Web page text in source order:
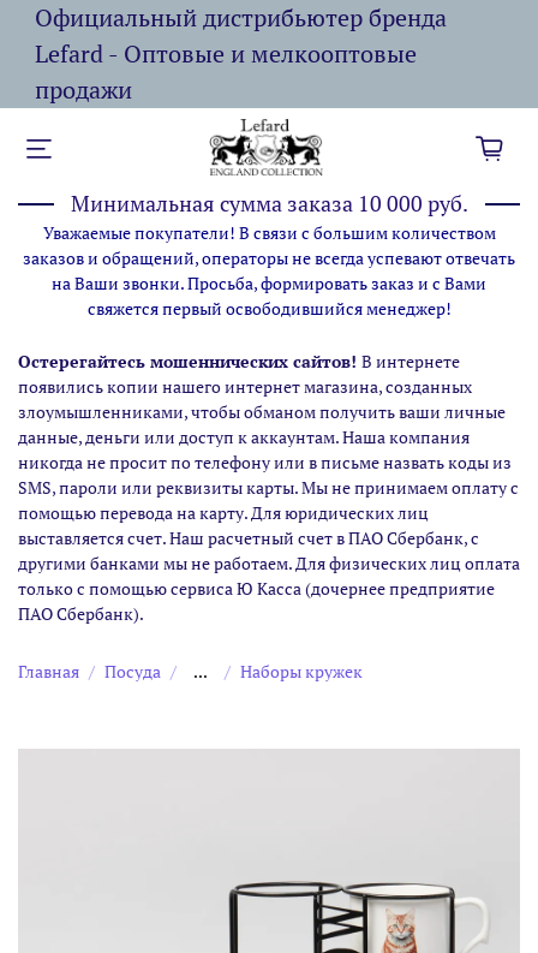
Официальный дистрибьютер бренда
Lefard - Оптовые и мелкооптовые
продажи
Минимальная сумма заказа 10 000 руб.
Уважаемые покупатели! В связи с большим количеством
заказов и обращений, операторы не всегда успевают отвечать
на Ваши звонки. Просьба, формировать заказ и с Вами
свяжется первый освободившийся менеджер!
Остерегайтесь мошеннических сайтов! В интернете
появились копии нашего интернет магазина,созданных
злоумышленниками, чтобы обманом получить ваши личные
данные, деньги или доступ к аккаунтам. Наша компания
никогда не просит по телефону или в письме назвать коды из
SMS, пароли или реквизиты карты. Мы не принимаем оплату с
помощью перевода на карту. Для юридических лиц
выставляется счет. Наш расчетный счет в ПАО Сбербанк, с
другими банками мы не работаем. Для физических лиц оплата
только с помощью сервиса Ю Касса (дочернее предприятие
ПАО Сбербанк).
Главная Посуда ... Наборы кружек